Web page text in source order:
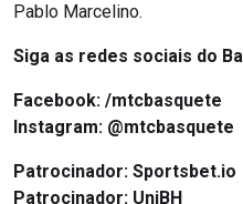
Pablo Marcelino.
Siga as redes sociais do
Facebook: /mtcbasquete
Instagram: @mtcbasquete
Patrocinador: Sportsbet.io
Patrocinador: UniBH